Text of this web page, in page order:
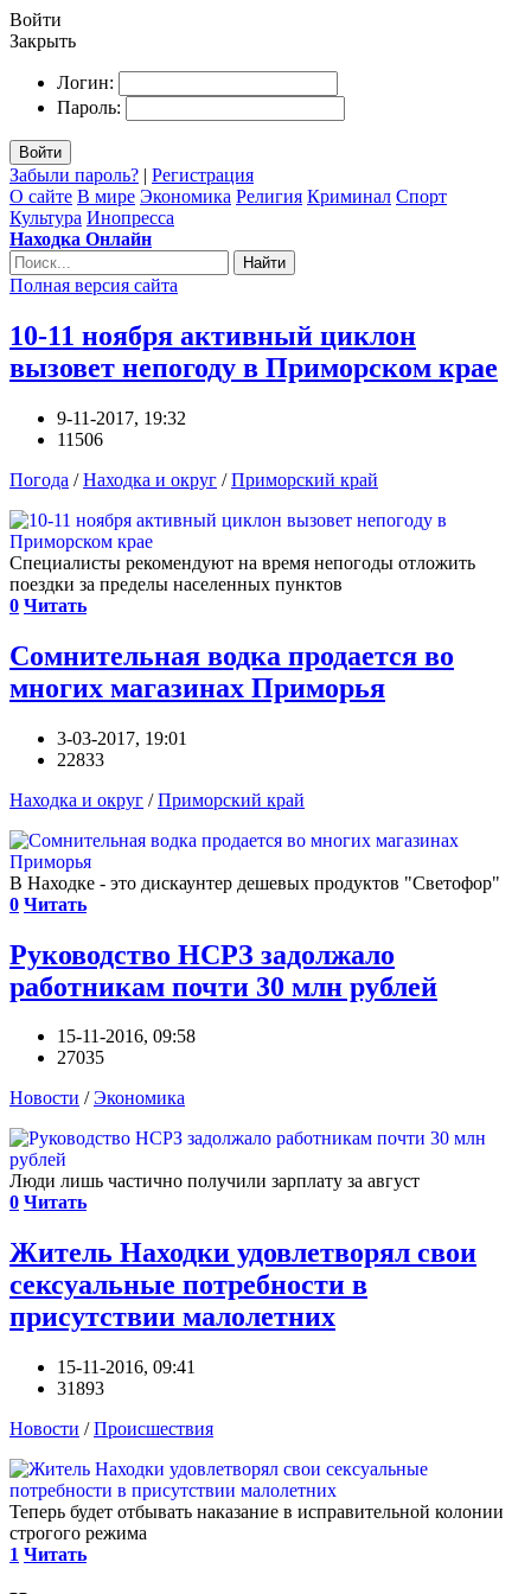
Войти
Закрыть
Логин:
Пароль:
Войти
Забыли пароль? | Регистрация
О сайте В мире Экономика Религия Криминал Спорт
Культура Инопресса
Находка Онлайн
Найти
Полная версия сайта
10-11 ноября активный циклон
вызовет непогоду в Приморском крае
9-11-2017, 19:32
11506
Погода /Находка и округ /Приморский край
Специалисты рекомендуют на время непогоды отложить
поездки за пределы населенных пунктов
0 Читать
Сомнительная водка продается во
многих магазинах Приморья
3-03-2017, 19:01
22833
Находка и округ /Приморский край
В Находке - это дискаунтер дешевых продуктов "Светофор"
0 Читать
Руководство НСРЗ задолжало
работникам почти 30 млн рублей
15-11-2016, 09:58
27035
Новости /Экономика
Люди лишь частично получили зарплату за август
0 Читать
Житель Находки удовлетворял свои
сексуальные потребности в
присутствии малолетних
15-11-2016, 09:41
31893
Новости /Происшествия
Теперь будет отбывать наказание в исправительной колонии
строгого режима
1 Читать